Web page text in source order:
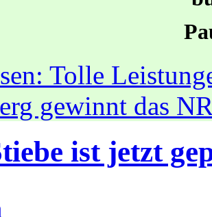
Tolle
gewinnt das
ist jetzt